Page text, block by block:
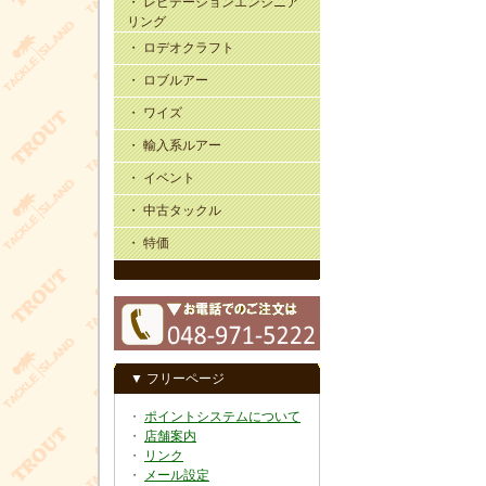
リング
・ ロデオクラフト
・ ロブルアー
・ ワイズ
・ 輸入系ルアー
・ イベント
・ 中古タックル
・ 特価
▼ フリーページ
・ ポイントシステムについて
・ 店舗案内
・
リンク
・
メール設定